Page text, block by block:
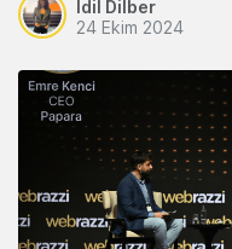
İdil Dilber
24 Ekim 2024